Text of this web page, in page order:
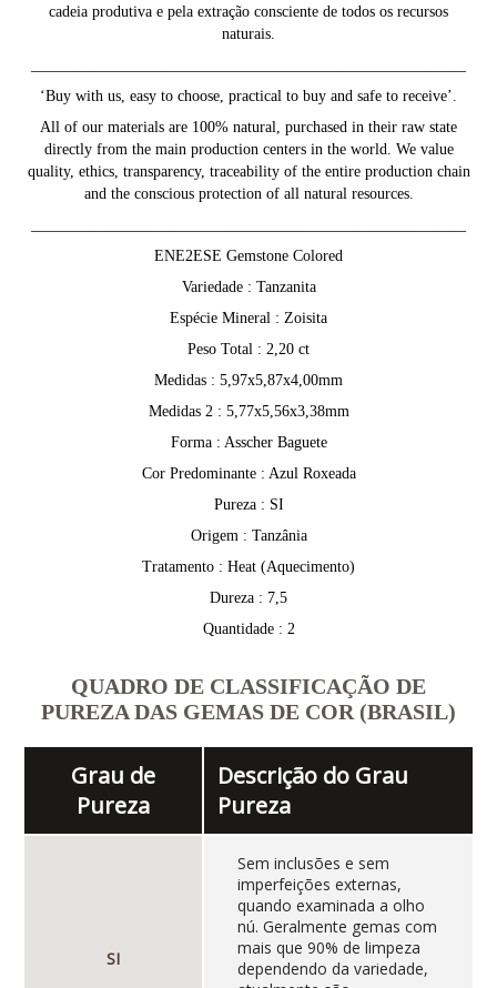
cadeia produtiva e pela extração consciente de todos os recursos
naturais.
‘Buy with us, easy to choose, practical to buy and safe to receive’.
All of our materials are 100% natural, purchased in their raw state
directly from the main production centers in the world. We value
quality, ethics, transparency, traceability of the entire production chain
and the conscious protection of all natural resources.
ENE2ESE Gemstone Colored
Variedade : Tanzanita
Espécie Mineral : Zoisita
Peso Total : 2,20 ct
Medidas : 5,97x5,87x4,00mm
Medidas 2 : 5,77x5,56x3,38mm
Forma : Asscher Baguete
Cor Predominante : Azul Roxeada
Pureza : SI
Origem : Tanzânia
Tratamento : Heat (Aquecimento)
Dureza : 7,5
Quantidade : 2
QUADRO DE CLASSIFICAÇÃO DE
PUREZA DAS GEMAS DE COR (BRASIL)
Grau de
Pureza
Descrição do Grau
Pureza
SI
Sem inclusões e sem
imperfeições externas,
quando examinada a olho
nú. Geralmente gemas com
mais que 90% de limpeza
dependendo da variedade,